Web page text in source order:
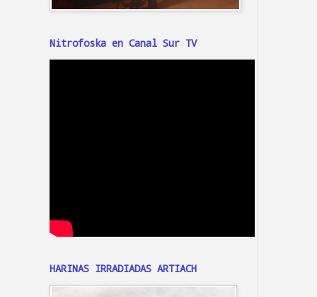
Nitrofoska en Canal Sur TV
HARINAS IRRADIADAS ARTIACH